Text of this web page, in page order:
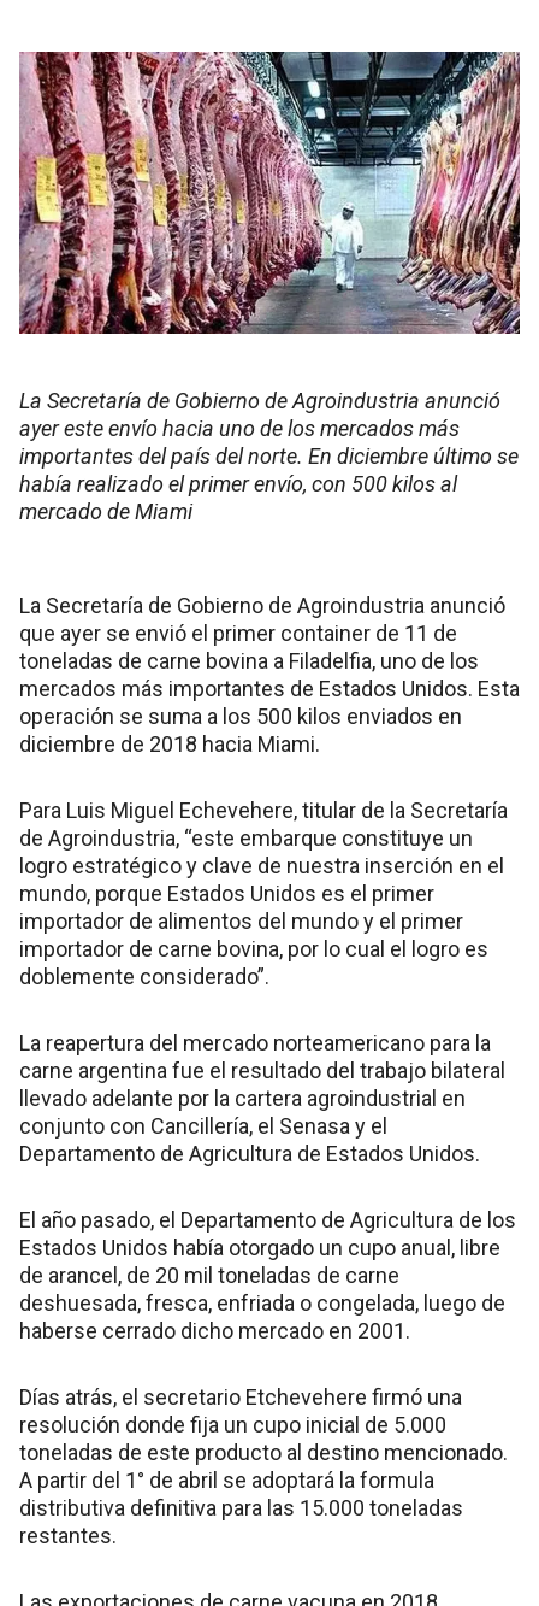
La Secretaría de Gobierno de Agroindustria anunció
ayer este envío hacia uno de los mercados más
importantes del país del norte. En diciembre último se
había realizado el primer envío, con 500 kilos al
mercado de Miami
La Secretaría de Gobierno de Agroindustria anunció
que ayer se envió el primer container de 11 de
toneladas de carne bovina a Filadelfia, uno de los
mercados más importantes de Estados Unidos. Esta
operación se suma a los 500 kilos enviados en
diciembre de 2018 hacia Miami.
Para Luis Miguel Echevehere, titular de la Secretaría
de Agroindustria, “este embarque constituye un
logro estratégico y clave de nuestra inserción en el
mundo, porque Estados Unidos es el primer
importador de alimentos del mundo y el primer
importador de carne bovina, por lo cual el logro es
doblemente considerado”.
La reapertura del mercado norteamericano para la
carne argentina fue el resultado del trabajo bilateral
llevado adelante por la cartera agroindustrial en
conjunto con Cancillería, el Senasa y el
Departamento de Agricultura de Estados Unidos.
El año pasado, el Departamento de Agricultura de los
Estados Unidos había otorgado un cupo anual, libre
de arancel, de 20 mil toneladas de carne
deshuesada, fresca, enfriada o congelada, luego de
haberse cerrado dicho mercado en 2001.
Días atrás, el secretario Etchevehere firmó una
resolución donde fija un cupo inicial de 5.000
toneladas de este producto al destino mencionado.
A partir del 1° de abril se adoptará la formula
distributiva definitiva para las 15.000 toneladas
restantes.